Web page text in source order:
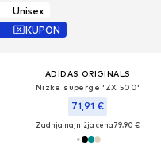
Unisex
KUPON
ADIDAS ORIGINALS
Nizke superge 'ZX 500'
71,91 €
Zadnja najnižja cena79,90 €